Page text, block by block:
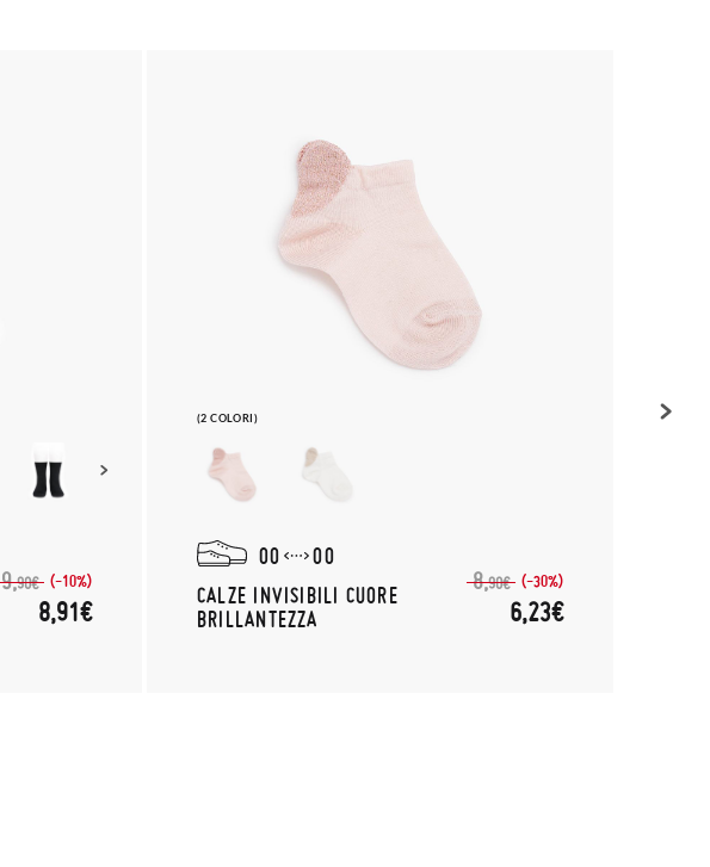
9,90€ (-10%)
8,91€
(2 COLORI)
00
00
CALZE INVISIBILI CUORE
BRILLANTEZZA
8,90€ (-30%)
6,23€
(3